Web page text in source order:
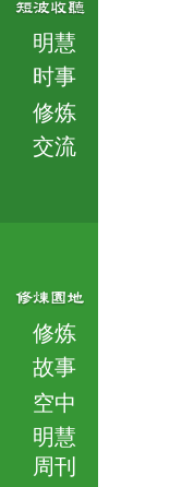
明慧
时事
修炼
交流
修炼
故事
空中
明慧
周刊